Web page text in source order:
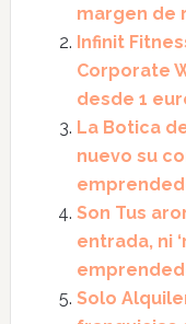
margen de
Infinit
Corporate
desde 1
La Botica
nuevo su
Son Tus
entrada, ni
Solo